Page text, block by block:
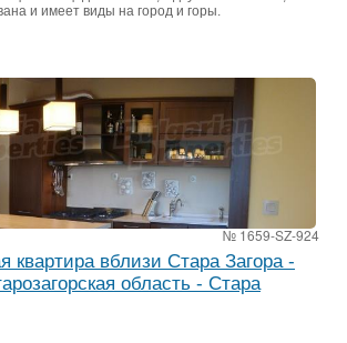
и имеет виды на город и горы.
№ 1659-SZ-924
квартира вблизи Стара Загора -
область - Стара